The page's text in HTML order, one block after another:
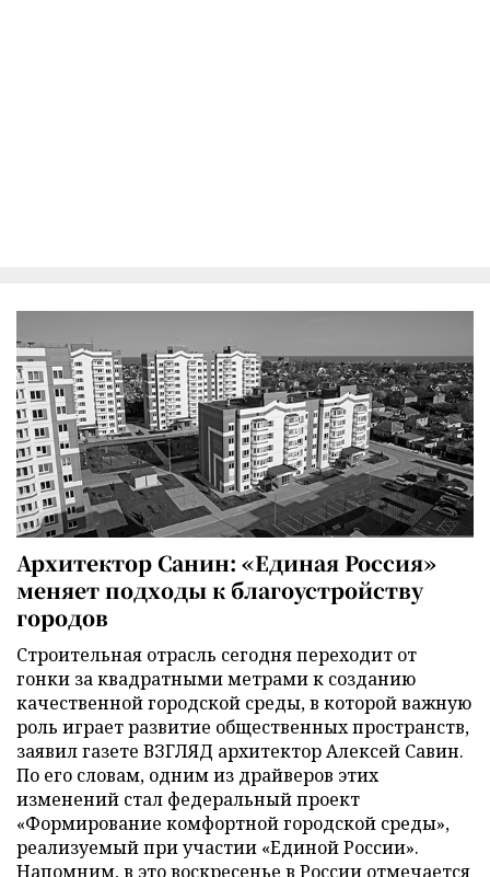
Архитектор Санин: «Единая Россия»
меняет подходы к благоустройству
городов
Строительная отрасль сегодня переходит от
гонки за квадратными метрами к созданию
качественной городской среды, в которой важную
роль играет развитие общественных пространств,
заявил газете ВЗГЛЯД архитектор Алексей Савин.
По его словам, одним из драйверов этих
изменений стал федеральный проект
«Формирование комфортной городской среды»,
реализуемый при участии «Единой России».
Напомним, в это воскресенье в России отмечается